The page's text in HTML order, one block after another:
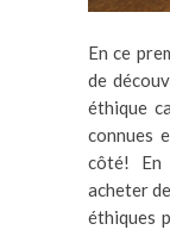
En ce
de
éthique
connues
côté! En
acheter
éthiques